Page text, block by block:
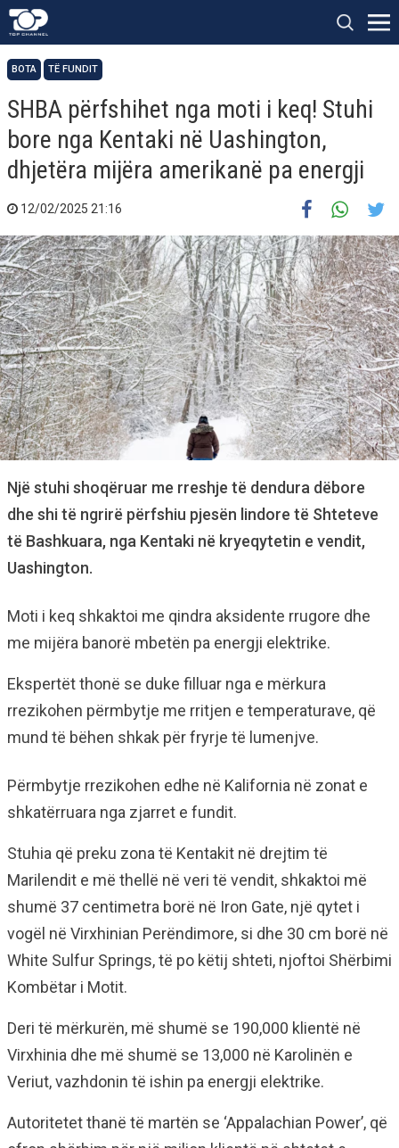
BOTA TË FUNDIT
SHBA përfshihet nga moti i keq! Stuhi
bore nga Kentaki në Uashington,
dhjetëra mijëra amerikanë pa energji
12/02/2025 21:16
Një stuhi shoqëruar me rreshje të dendura dëbore
dhe shi të ngrirë përfshiu pjesën lindore të Shteteve
të Bashkuara, nga Kentaki në kryeqytetin e vendit,
Uashington.
Moti i keq shkaktoi me qindra aksidente rrugore dhe
me mijëra banorë mbetën pa energji elektrike.
Ekspertët thonë se duke filluar nga e mërkura
rrezikohen përmbytje me rritjen e temperaturave, që
mund të bëhen shkak për fryrje të lumenjve.
Përmbytje rrezikohen edhe në Kalifornia në zonat e
shkatërruara nga zjarret e fundit.
Stuhia që preku zona të Kentakit në drejtim të
Marilendit e më thellë në veri të vendit, shkaktoi më
shumë 37 centimetra borë në Iron Gate, një qytet i
vogël në Virxhinian Perëndimore, si dhe 30 cm borë në
White Sulfur Springs, të po këtij shteti, njoftoi Shërbimi
Kombëtar i Motit.
Deri të mërkurën, më shumë se 190,000 klientë në
Virxhinia dhe më shumë se 13,000 në Karolinën e
Veriut, vazhdonin të ishin pa energji elektrike.
Autoritetet thanë të martën se ‘Appalachian Power’, që